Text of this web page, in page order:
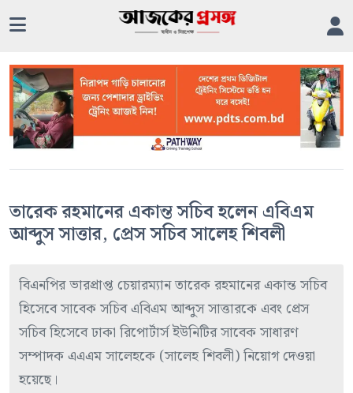
তারেক রহমানের একান্ত সচিব হলেন এবিএম
আব্দুস সাত্তার, প্রেস সচিব সালেহ শিবলী
বিএনপির ভারপ্রাপ্ত চেয়ারম্যান তারেক রহমানের একান্ত সচিব
হিসেবে সাবেক সচিব এবিএম আব্দুস সাত্তারকে এবং প্রেস
সচিব হিসেবে ঢাকা রিপোর্টার্স ইউনিটির সাবেক সাধারণ
সম্পাদক এএএম সালেহকে (সালেহ শিবলী) নিয়োগ দেওয়া
হয়েছে।